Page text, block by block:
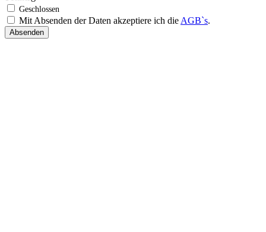
Mit Absenden der Daten akzeptiere ich die AGB`s.
Absenden